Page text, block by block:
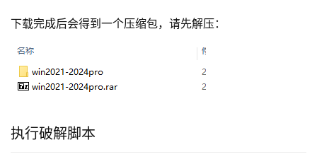
下载完成后会得到一个压缩包，请先解压：
执行破解脚本